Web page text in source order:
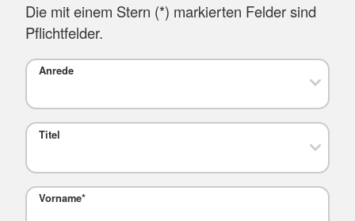
Die mit einem Stern (*) markierten Felder sind
Pflichtfelder.
Anrede
Titel
Vorname*